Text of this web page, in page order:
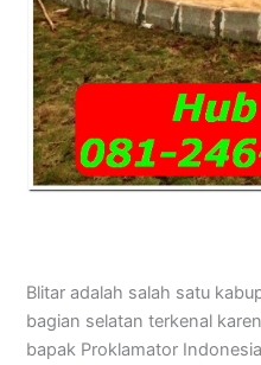
Blitar adalah salah satu
bagian selatan terkenal
bapak Proklamator